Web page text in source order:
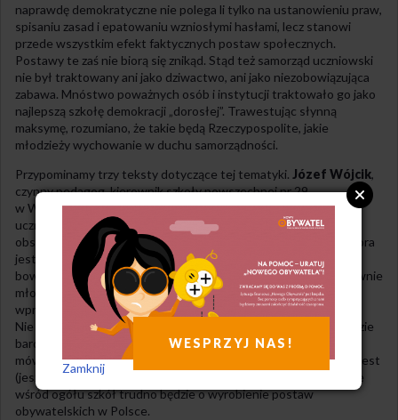
naprawdę demokratyczne nie polega li tylko na ustanowieniu praw,
spisaniu zasad i epatowaniu wzniosłymi hasłami, lecz stanowi
przede wszystkim efekt faktycznych postaw społecznych.
Postawy te zaś nie biorą się znikąd. Stąd też samorząd uczniowski
nie był traktowany ani jako dziwactwo, ani jako niezobowiązująca
zabawa. Mnóstwo poważnych osób i instytucji traktowało go jako
najlepszą szkołę demokracji „dorosłej”. Trawestując słynną
maksymę, rozumiano, że takie będą Rzeczypospolite, jakie
młodzieży wychowanie w duchu samorządności.
Przypominamy trzy teksty dotyczące tej tematyki. Józef Wójcik,
czynny pedagog, kierownik szkoły powszechnej nr 29
w Warszawie, definiuje podstawowe cele samorządu
uczniowskiego. Choć zamieszczony przez nas fragment jego
obszernej rozprawy ma charakter teoretyczny, stanowisko autora
jest pokłosiem zaawansowanej praktyki. Cały tekst opisywał
bowiem 8-letnie dzieje samorządu, i to w szkole grupującej głównie
młodzież ze środowisk „trudnych” i „zaniedbanych”, a mówiąc
wprost – z ubogich rejonów warszawskiego Powiśla.
Nie są to więc mrzonki lekkoducha, lecz efekt przemyśleń na bazie
bardzo konkretnych, nieraz niełatwych doświadczeń. Ich autor
mówi nam przede wszystkim, że choć samorząd uczniowski nie jest
(jeszcze) powszechnie stosowany, to bez jego wcielenia w życie
wśród ogółu szkół trudno będzie o wyrobienie postaw
obywatelskich w Polsce.
WESPRZYJ NAS!
Zamknij